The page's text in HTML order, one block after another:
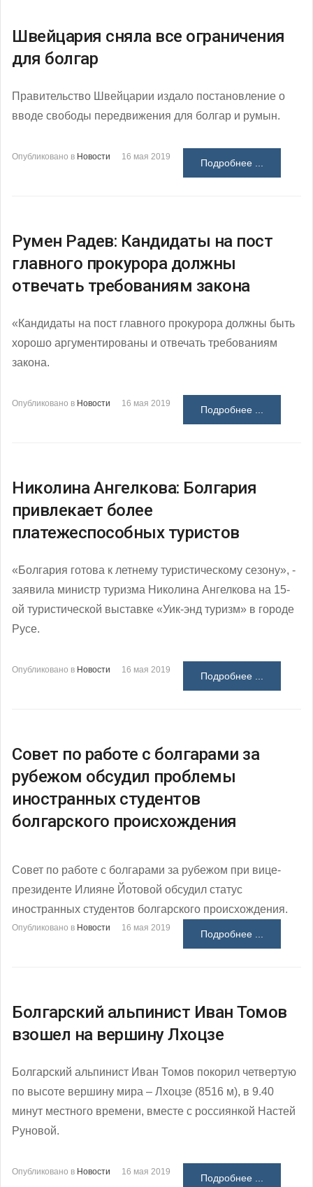
Швейцария сняла все ограничения
для болгар
Правительство Швейцарии издало постановление о
вводе свободы передвижения для болгар и румын.
Опубликовано в Новости 16 мая 2019
Подробнее ...
Румен Радев: Кандидаты на пост
главного прокурора должны
отвечать требованиям закона
«Кандидаты на пост главного прокурора должны быть
хорошо аргументированы и отвечать требованиям
закона.
Опубликовано в Новости 16 мая 2019
Подробнее ...
Николина Ангелкова: Болгария
привлекает более
платежеспособных туристов
«Болгария готова к летнему туристическому сезону», -
заявила министр туризма Николина Ангелкова на 15-
ой туристической выставке «Уик-энд туризм» в городе
Русе.
Опубликовано в Новости 16 мая 2019
Подробнее ...
Совет по работе с болгарами за
рубежом обсудил проблемы
иностранных студентов
болгарского происхождения
Совет по работе с болгарами за рубежом при вице-
президенте Илияне Йотовой обсудил статус
иностранных студентов болгарского происхождения.
Опубликовано в Новости 16 мая 2019
Подробнее ...
Болгарский альпинист Иван Томов
взошел на вершину Лхоцзе
Болгарский альпинист Иван Томов покорил четвертую
по высоте вершину мира – Лхоцзе (8516 м), в 9.40
минут местного времени, вместе с россиянкой Настей
Руновой.
Опубликовано в Новости 16 мая 2019
Подробнее ...